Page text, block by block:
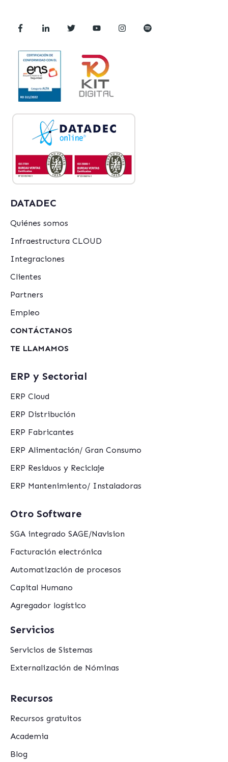
DATADEC
Quiénes somos
Infraestructura CLOUD
Integraciones
Clientes
Partners
Empleo
CONTÁCTANOS
TE LLAMAMOS
ERP y Sectorial
ERP Cloud
ERP Distribución
ERP Fabricantes
ERP Alimentación/ Gran Consumo
ERP Residuos y Reciclaje
ERP Mantenimiento/ Instaladoras
Otro Software
SGA integrado SAGE/Navision
Facturación electrónica
Automatización de procesos
Capital Humano
Agregador logístico
Servicios
Servicios de Sistemas
Externalización de Nóminas
Recursos
Recursos gratuitos
Academia
Blog